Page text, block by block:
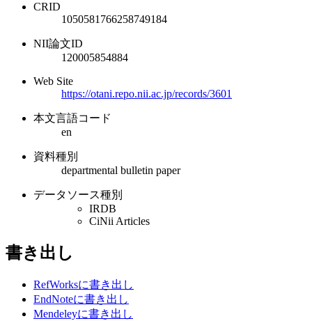
CRID
1050581766258749184
NII論文ID
120005854884
Web Site
https://otani.repo.nii.ac.jp/records/3601
本文言語コード
en
資料種別
departmental bulletin paper
データソース種別
IRDB
CiNii Articles
書き出し
RefWorksに書き出し
EndNoteに書き出し
Mendeleyに書き出し